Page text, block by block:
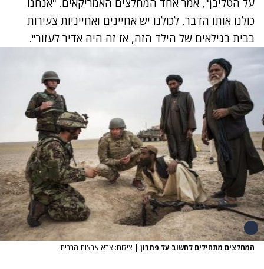
על הטליבן", אמר אחד המחלצים האמריקאים. "אנחנו
כולנו אותו הדבר, לכולנו יש אחיינים ואחייניות צעירות
בבית בגילאים של הילד הזה, אז זה היה אדיר לעזור".
המחלצים מתחילים לחשוב על פתרון | צילום: צבא ארצות הברית